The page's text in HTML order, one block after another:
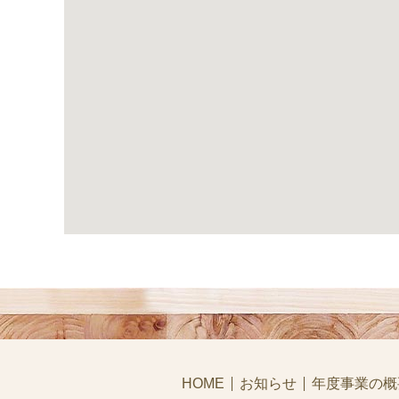
HOME お知らせ 年度事業の